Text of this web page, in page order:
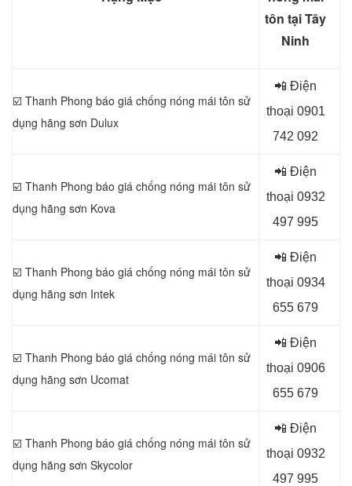
tôn tại Tây
Ninh
☑️ Thanh Phong báo giá chống nóng mái tôn sử
dụng hãng sơn Dulux
📲 Điện
thoại 0901
742 092
☑️ Thanh Phong báo giá chống nóng mái tôn sử
dụng hãng sơn Kova
📲 Điện
thoại 0932
497 995
☑️ Thanh Phong báo giá chống nóng mái tôn sử
dụng hãng sơn Intek
📲 Điện
thoại 0934
655 679
☑️ Thanh Phong báo giá chống nóng mái tôn sử
dụng hãng sơn Ucomat
📲 Điện
thoại 0906
655 679
☑️ Thanh Phong báo giá chống nóng mái tôn sử
dụng hãng sơn Skycolor
📲 Điện
thoại 0932
497 995